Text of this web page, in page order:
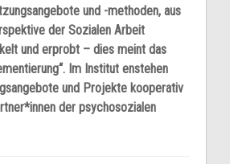
und -methoden, aus
der Sozialen Arbeit
und erprobt – dies meint das
Im Institut enstehen
und Projekte kooperativ
der psychosozialen